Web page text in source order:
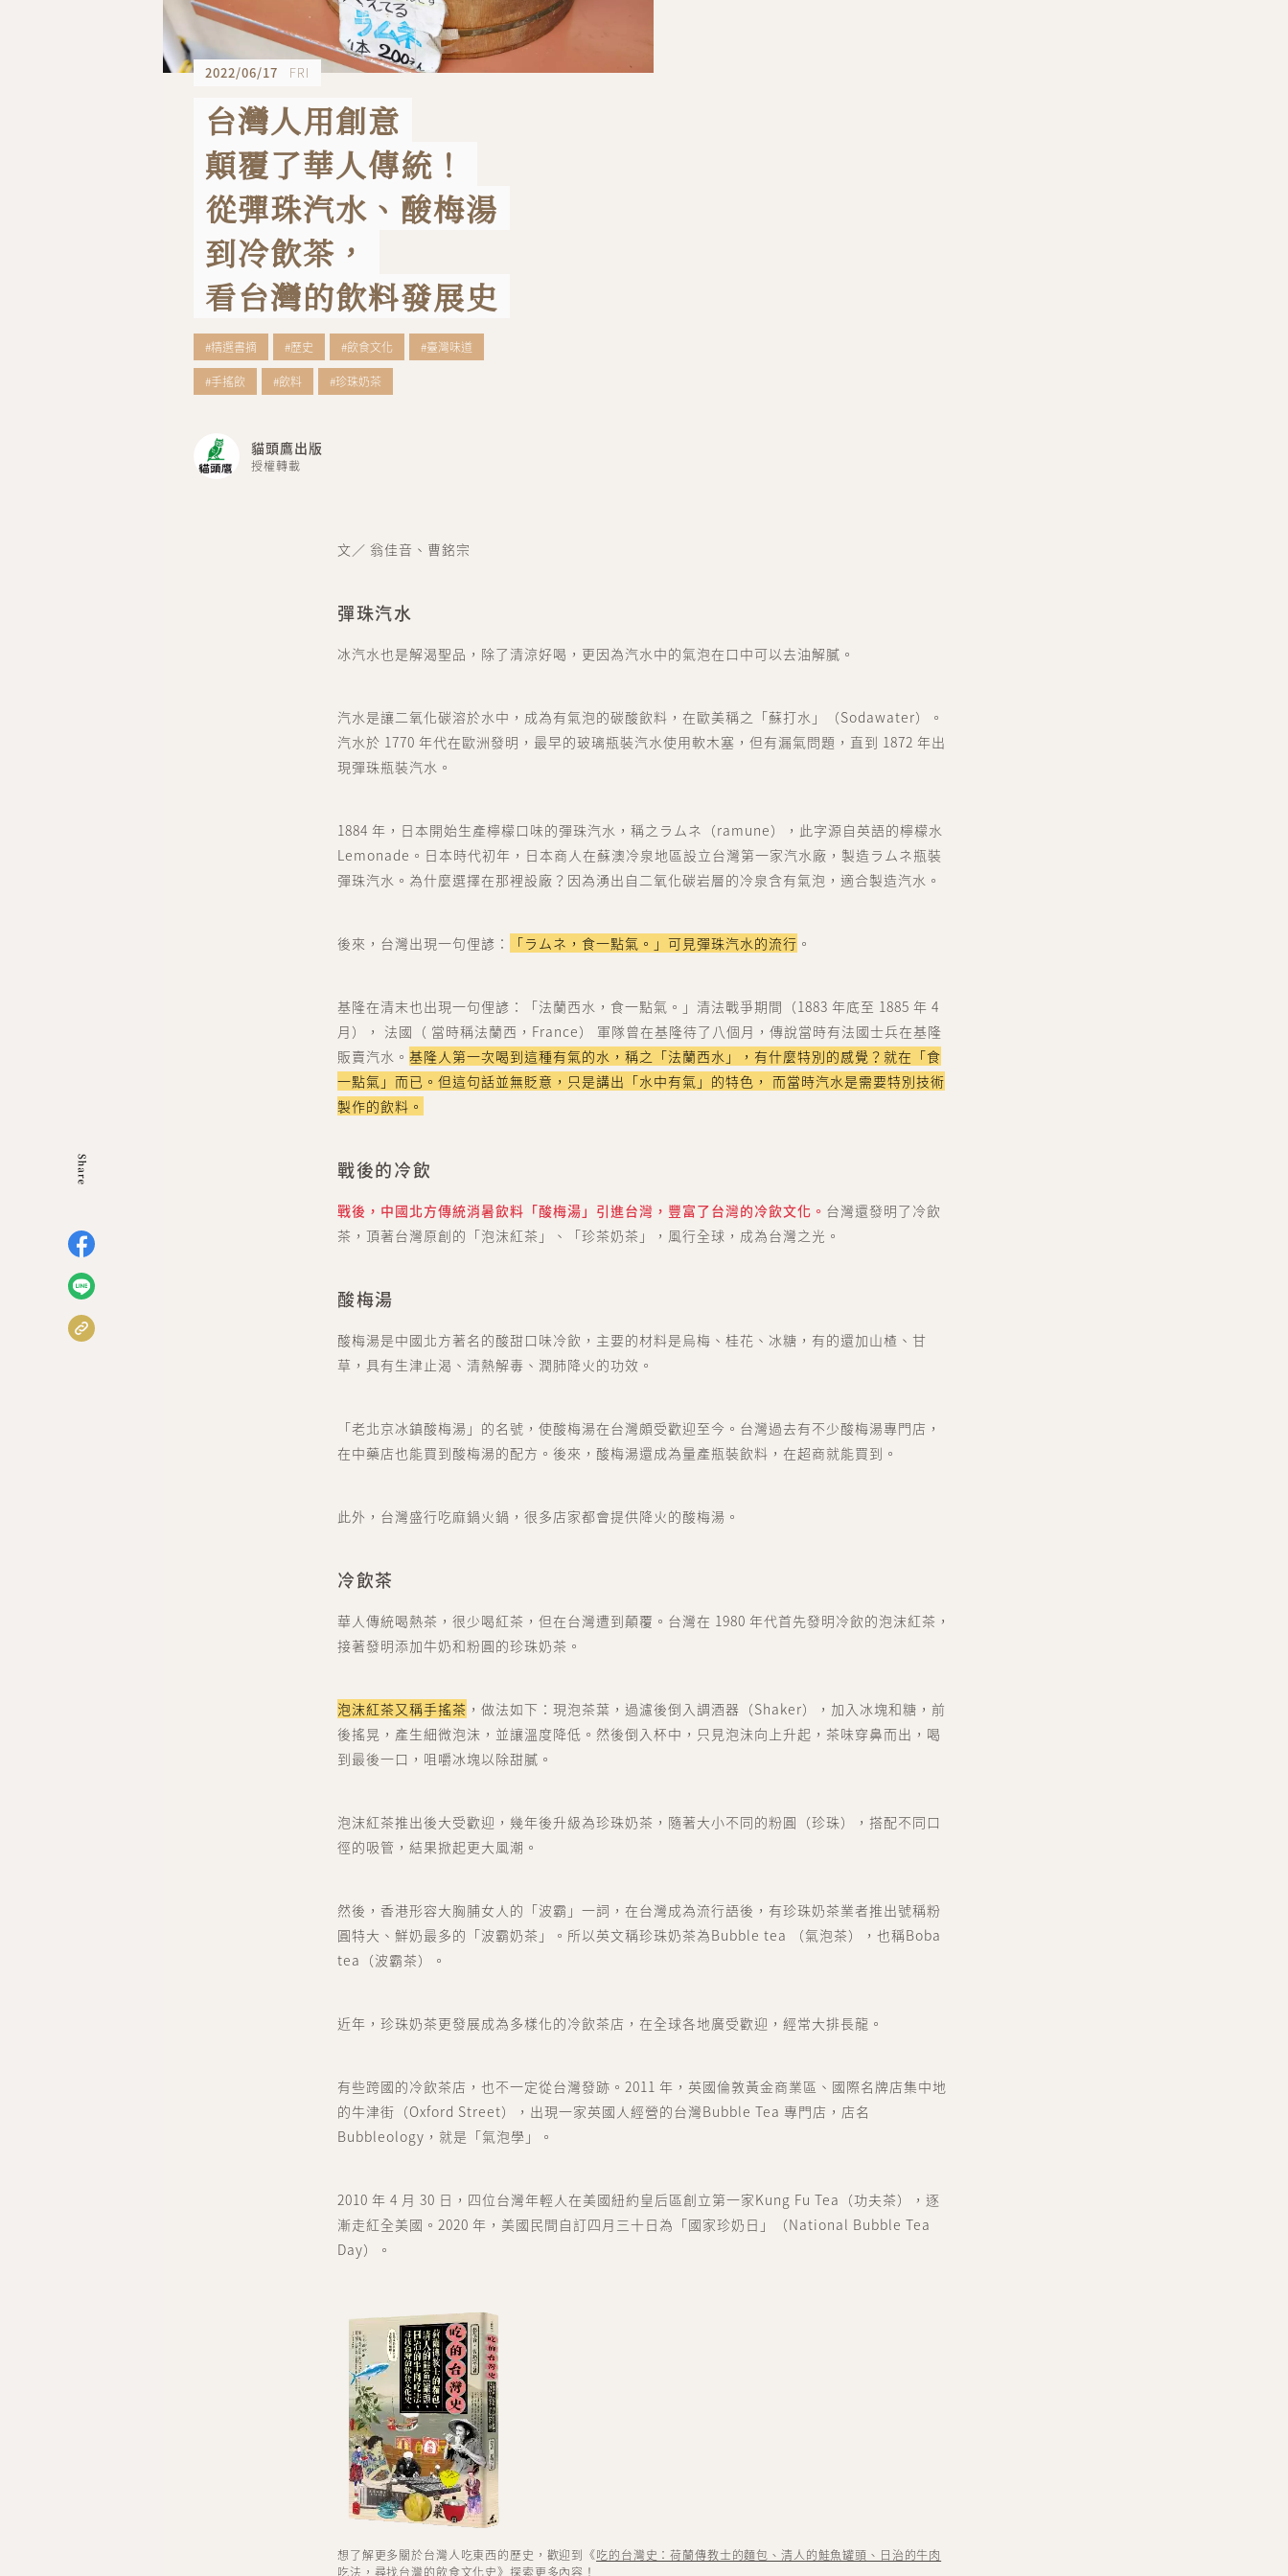
世代人 sedaijin
價值社群 Value Community
世代談 sedai talk
會員中心 member center
會員資料 account
2022/06/17 FRI
台灣人用創意
顛覆了華人傳統！
從彈珠汽水、酸梅湯
到冷飲茶，
看台灣的飲料發展史
#精選書摘 #歷史 #飲食文化
#臺灣味道
#手搖飲
#飲料 #珍珠奶茶
貓頭鷹出版
授權轉載
文／ 翁佳音、曹銘宗
彈珠汽水
冰汽水也是解渴聖品，除了清涼好喝，更因為汽水中的氣泡在口中可以去油解膩。
汽水是讓二氧化碳溶於水中，成為有氣泡的碳酸飲料，在歐美稱之「蘇打水」（Sodawater）。
汽水於 1770 年代在歐洲發明，最早的玻璃瓶裝汽水使用軟木塞，但有漏氣問題，直到 1872 年出
現彈珠瓶裝汽水。
1884 年，日本開始生產檸檬口味的彈珠汽水，稱之ラムネ（ramune），此字源自英語的檸檬水
Lemonade。日本時代初年，日本商人在蘇澳冷泉地區設立台灣第一家汽水廠，製造ラムネ瓶裝
彈珠汽水。為什麼選擇在那裡設廠？因為湧出自二氧化碳岩層的冷泉含有氣泡，適合製造汽水。
後來，台灣出現一句俚諺： 「ラムネ，食一點氣。」可見彈珠汽水的流行 。
基隆在清末也出現一句俚諺：「法蘭西水，食一點氣。」清法戰爭期間（1883 年底至 1885 年 4
月）， 法國（ 當時稱法蘭西，France） 軍隊曾在基隆待了八個月，傳說當時有法國士兵在基隆
販賣汽水。 基隆人第一次喝到這種有氣的水，稱之「法蘭西水」，有什麼特別的感覺？就在「食
一點氣」而已。但這句話並無貶意，只是講出「水中有氣」的特色， 而當時汽水是需要特別技術
製作的飲料。
戰後的冷飲
戰後，中國北方傳統消暑飲料「酸梅湯」引進台灣，豐富了台灣的冷飲文化。 台灣還發明了冷飲
茶，頂著台灣原創的「泡沫紅茶」、「珍茶奶茶」，風行全球，成為台灣之光。
酸梅湯
酸梅湯是中國北方著名的酸甜口味冷飲，主要的材料是烏梅、桂花、冰糖，有的還加山楂、甘
草，具有生津止渴、清熱解毒、潤肺降火的功效。
「老北京冰鎮酸梅湯」的名號，使酸梅湯在台灣頗受歡迎至今。台灣過去有不少酸梅湯專門店，
在中藥店也能買到酸梅湯的配方。後來，酸梅湯還成為量產瓶裝飲料，在超商就能買到。
此外，台灣盛行吃麻鍋火鍋，很多店家都會提供降火的酸梅湯。
冷飲茶
華人傳統喝熱茶，很少喝紅茶，但在台灣遭到顛覆。台灣在 1980 年代首先發明冷飲的泡沫紅茶，
接著發明添加牛奶和粉圓的珍珠奶茶。
泡沫紅茶又稱手搖茶 ，做法如下：現泡茶葉，過濾後倒入調酒器（Shaker），加入冰塊和糖，前
後搖晃，產生細微泡沫，並讓溫度降低。然後倒入杯中，只見泡沬向上升起，茶味穿鼻而出，喝
到最後一口，咀嚼冰塊以除甜膩。
泡沫紅茶推出後大受歡迎，幾年後升級為珍珠奶茶，隨著大小不同的粉圓（珍珠），搭配不同口
徑的吸管，結果掀起更大風潮。
然後，香港形容大胸脯女人的「波霸」一詞，在台灣成為流行語後，有珍珠奶茶業者推出號稱粉
圓特大、鮮奶最多的「波霸奶茶」。所以英文稱珍珠奶茶為Bubble tea （氣泡茶），也稱Boba
tea（波霸茶）。
近年，珍珠奶茶更發展成為多樣化的冷飲茶店，在全球各地廣受歡迎，經常大排長龍。
有些跨國的冷飲茶店，也不一定從台灣發跡。2011 年，英國倫敦黃金商業區、國際名牌店集中地
的牛津街（Oxford Street），出現一家英國人經營的台灣Bubble Tea 專門店，店名
Bubbleology，就是「氣泡學」。
2010 年 4 月 30 日，四位台灣年輕人在美國紐約皇后區創立第一家Kung Fu Tea（功夫茶），逐
漸走紅全美國。2020 年，美國民間自訂四月三十日為「國家珍奶日」（National Bubble Tea
Day）。
想了解更多關於台灣人吃東西的歷史，歡迎到《吃的台灣史：荷蘭傳教士的麵包、清人的鮭魚罐頭、日治的牛肉
吃法，尋找台灣的飲食文化史》探索更多內容！